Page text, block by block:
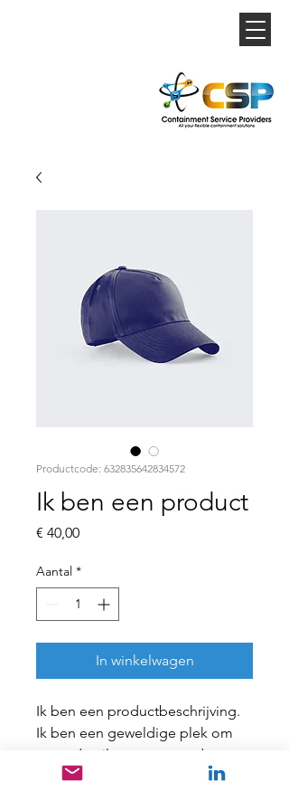
Productcode: 632835642834572
Ik ben een product
€ 40,00Prijs
Aantal *
In winkelwagen
Ik ben een productbeschrijving.
Ik ben een geweldige plek om
meer details over uw product toe
te voegen, zoals maatvoering,